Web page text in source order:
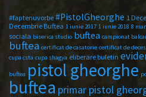
#faptenuvorbe #PistolGheorghe 1
Decembrie Buftea 1 iunie 2017 1 iunie 2018 8
sociala biserica studio buftea campionat
buftea certificat de casatorie certificat de deces
cupa csta cupa shagya eliberare buletin
buftea pistol gheorghe
buftea primar pistol